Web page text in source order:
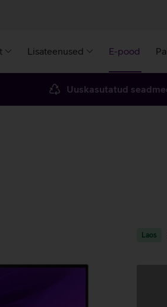
Lisateenused E-pood
Uuskasutatud
Laos